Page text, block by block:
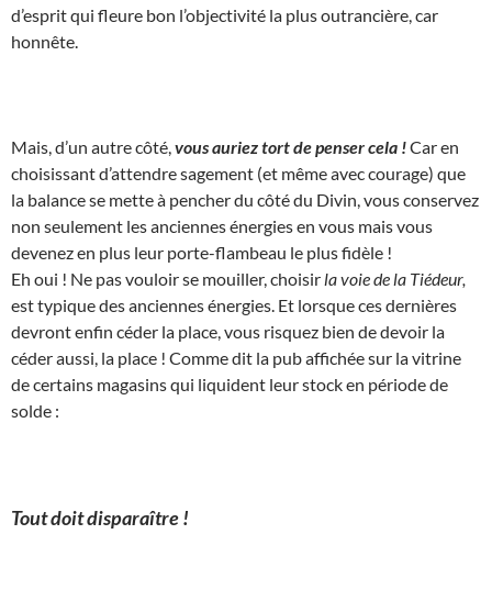
d’esprit qui fleure bon l’objectivité la plus outrancière, car
honnête.
Mais, d’un autre côté, vous auriez tort de penser cela !Car en
choisissant d’attendre sagement (et même avec courage) que
la balance se mette à pencher du côté du Divin, vous conservez
non seulement les anciennes énergies en vous mais vous
devenez en plus leur porte-flambeau le plus fidèle !
Eh oui ! Ne pas vouloir se mouiller, choisir la voie de la Tiédeur,
est typique des anciennes énergies. Et lorsque ces dernières
devront enfin céder la place, vous risquez bien de devoir la
céder aussi, la place ! Comme dit la pub affichée sur la vitrine
de certains magasins qui liquident leur stock en période de
solde :
Tout doit disparaître !